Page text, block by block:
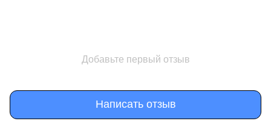
Добавьте первый отзыв
Написать отзыв